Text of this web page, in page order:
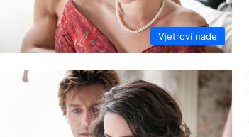
Vjetrovi nade